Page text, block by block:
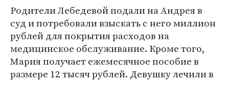
Родители Лебедевой подали на Андрея в
суд и потребовали взыскать с него миллион
рублей для покрытия расходов на
медицинское обслуживание. Кроме того,
Мария получает ежемесячное пособие в
размере 12 тысяч рублей. Девушку лечили в